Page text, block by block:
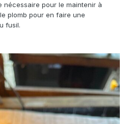
nécessaire pour le maintenir à
plomb pour en faire une
fusil.